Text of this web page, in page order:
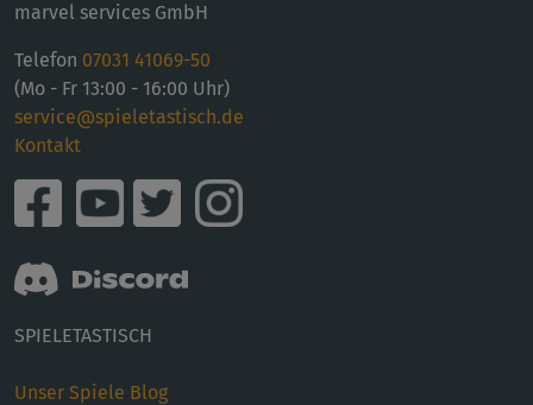
marvel services GmbH
Telefon 07031 41069-50
(Mo - Fr 13:00 - 16:00 Uhr)
service@spieletastisch.de
Kontakt
SPIELETASTISCH
Unser Spiele Blog